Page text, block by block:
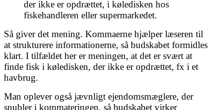
der ikke er opdrættet, i køledisken hos
fiskehandleren eller supermarkedet.
Så giver det mening. Kommaerne hjælper læseren til
at strukturere informationerne, så budskabet formidles
klart. I tilfældet her er meningen, at det er svært at
finde fisk i køledisken, der ikke er opdrættet, fx i et
havbrug.
Man oplever også jævnligt ejendomsmæglere, der
snubler i kommateringen, så budskabet virker